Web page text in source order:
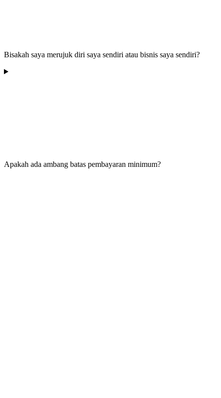
Bisakah saya merujuk diri saya sendiri atau bisnis saya sendiri?
Apakah ada ambang batas pembayaran minimum?